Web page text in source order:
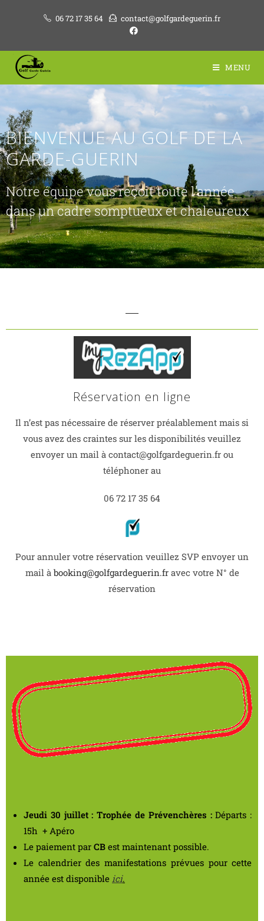
06 72 17 35 64 contact@golfgardeguerin.fr
MENU
BIENVENUE AU GOLF DE LA
GARDE-GUERIN
Notre équipe vous reçoit toute l’année
dans un cadre somptueux et chaleureux
Réservation en ligne
Il n’est pas nécessaire de réserver préalablement mais si
vous avez des craintes sur les disponibilités veuillez
envoyer un mail à contact@golfgardeguerin.fr ou
téléphoner au
06 72 17 35 64
Pour annuler votre réservation veuillez SVP envoyer un
mail à booking@golfgardeguerin.fravec votre N° de
réservation
Jeudi 30 juillet : Trophée de Prévenchères :Départs :
15h + Apéro
Le paiement par CB est maintenant possible.
Le calendrier des manifestations prévues pour cette
année est disponible ici.